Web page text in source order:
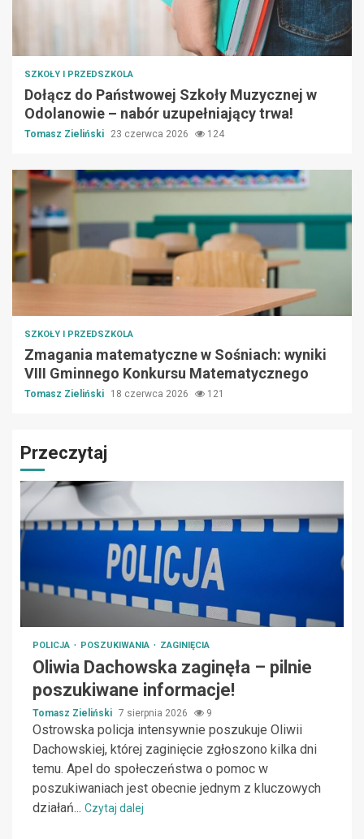
SZKOŁY I PRZEDSZKOLA
Dołącz do Państwowej Szkoły Muzycznej w
Odolanowie – nabór uzupełniający trwa!
Tomasz Zieliński 23 czerwca 2026 124
SZKOŁY I PRZEDSZKOLA
Zmagania matematyczne w Sośniach: wyniki
VIII Gminnego Konkursu Matematycznego
Tomasz Zieliński 18 czerwca 2026 121
Przeczytaj
POLICJA POSZUKIWANIA ZAGINIĘCIA
Oliwia Dachowska zaginęła – pilnie
poszukiwane informacje!
Tomasz Zieliński 7 sierpnia 2026 9
Ostrowska policja intensywnie poszukuje Oliwii
Dachowskiej, której zaginięcie zgłoszono kilka dni
temu. Apel do społeczeństwa o pomoc w
poszukiwaniach jest obecnie jednym z kluczowych
działań... Czytaj dalej